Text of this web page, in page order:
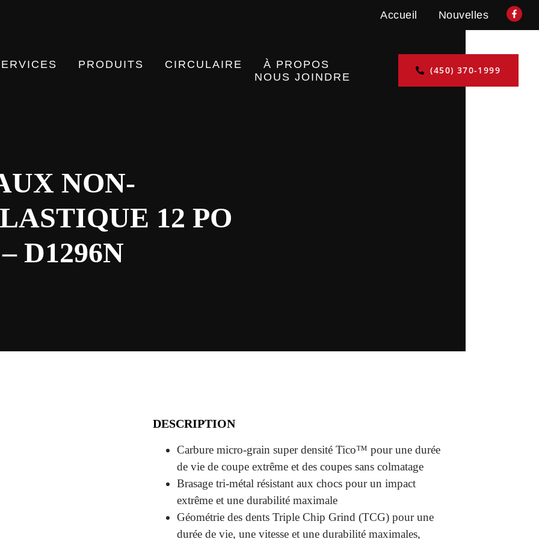
Accueil Nouvelles
PRODUITS CIRCULAIRE
À PROPOS
NOUS JOINDRE
(450) 370-1999
NON-
12 PO
D1296N
DESCRIPTION
Carbure micro-grain super densité Tico™ pour une durée
de vie de coupe extrême et des coupes sans colmatage
Brasage tri-métal résistant aux chocs pour un impact
extrême et une durabilité maximale
Géométrie des dents Triple Chip Grind (TCG) pour une
durée de vie, une vitesse et une durabilité maximales,